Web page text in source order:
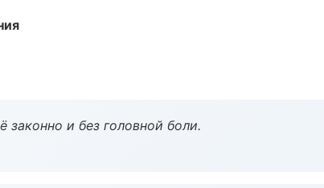
законно и без головной боли.